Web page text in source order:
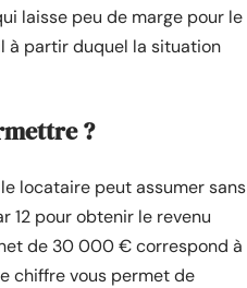
laisse peu de marge pour le
à partir duquel la situation
?
locataire peut assumer sans
12 pour obtenir le revenu
de 30 000 € correspond à
chiffre vous permet de